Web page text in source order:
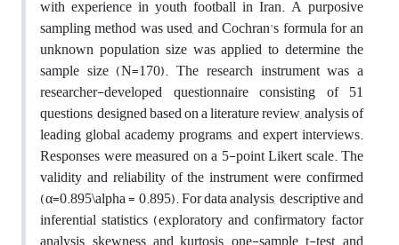
with experience in youth football in Iran. A purposive
sampling method was used, and Cochran's formula for an
unknown population size was applied to determine the
sample size (N=170). The research instrument was a
researcher-developed questionnaire consisting of 51
questions, designed based on a literature review, analysis of
leading global academy programs, and expert interviews.
Responses were measured on a 5-point Likert scale. The
validity and reliability of the instrument were confirmed
(α=0.895\alpha = 0.895). For data analysis, descriptive and
inferential statistics (exploratory and confirmatory factor